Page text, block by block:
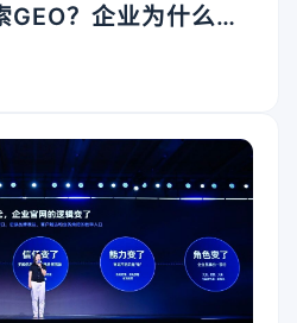
GEO？企业为什么要